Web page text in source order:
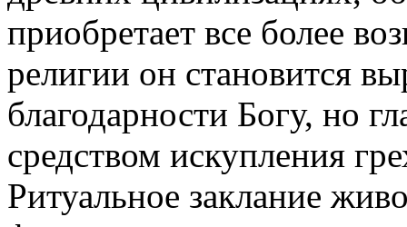
приобретает все более
религии он становится
благодарности Богу, но
средством искупления
Ритуальное заклание